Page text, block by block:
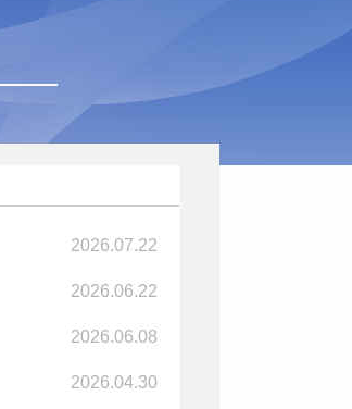
2026.07.22
2026.06.22
2026.06.08
2026.04.30